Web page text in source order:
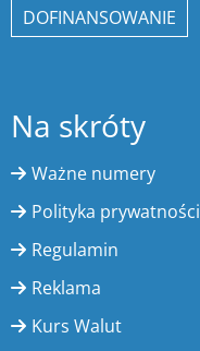
DOFINANSOWANIE
Na skróty
Ważne numery
Polityka prywatności
Regulamin
Reklama
Kurs Walut